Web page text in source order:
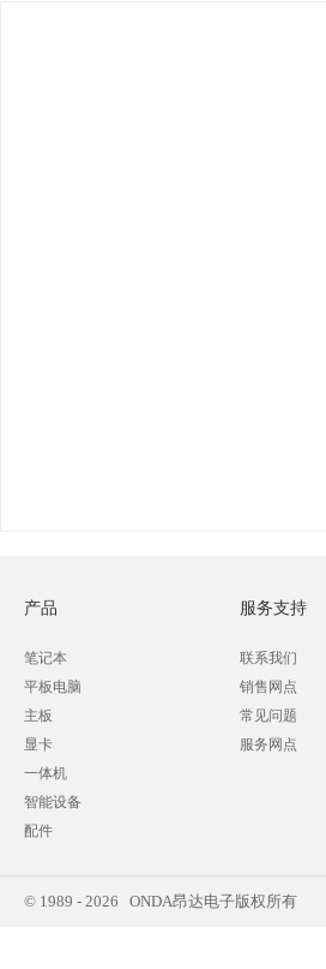
产品
笔记本
平板电脑
主板
显卡
一体机
智能设备
配件
服务支持
联系我们
销售网点
常见问题
服务网点
© 1989 - 2026 ONDA昂达电子版权所有